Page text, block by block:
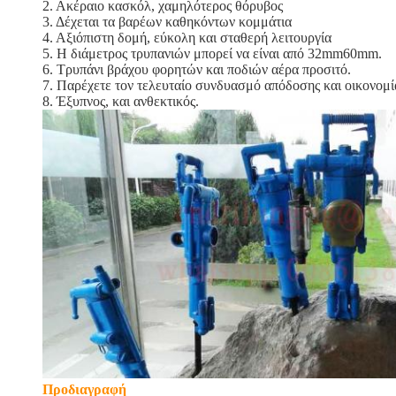
2. Ακέραιο κασκόλ, χαμηλότερος θόρυβος
3. Δέχεται τα βαρέων καθηκόντων κομμάτια
4. Αξιόπιστη δομή, εύκολη και σταθερή λειτουργία
5. Η διάμετρος τρυπανιών μπορεί να είναι από 32mm60mm.
6. Τρυπάνι βράχου φορητών και ποδιών αέρα προσιτό.
7. Παρέχετε τον τελευταίο συνδυασμό απόδοσης και
8. Έξυπνος, και ανθεκτικός.
Προδιαγραφή